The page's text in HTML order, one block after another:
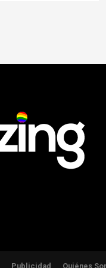
Publicidad Quiénes